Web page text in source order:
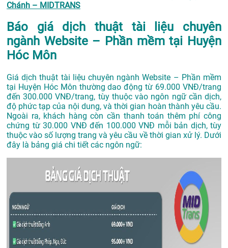
Chánh – MIDTRANS
Báo giá dịch thuật tài liệu chuyên
ngành Website – Phần mềm tại Huyện
Hóc Môn
Giá dịch thuật tài liệu chuyên ngành Website – Phần mềm
tại Huyện Hóc Môn thường dao động từ 69.000 VNĐ/trang
đến 300.000 VNĐ/trang, tùy thuộc vào ngôn ngữ cần dịch,
độ phức tạp của nội dung, và thời gian hoàn thành yêu cầu.
Ngoài ra, khách hàng còn cần thanh toán thêm phí công
chứng từ 30.000 VNĐ đến 100.000 VNĐ mỗi bản dịch, tùy
thuộc vào số lượng trang và yêu cầu về thời gian xử lý. Dưới
đây là bảng giá chi tiết các ngôn ngữ: